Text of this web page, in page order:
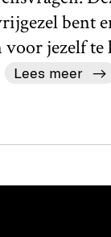
bent
voor jezelf te
Lees meer